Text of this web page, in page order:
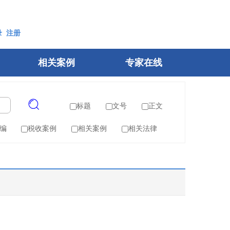
注册
相关案例 专家在线
标题 文号 正文
税收案例 相关案例 相关法律